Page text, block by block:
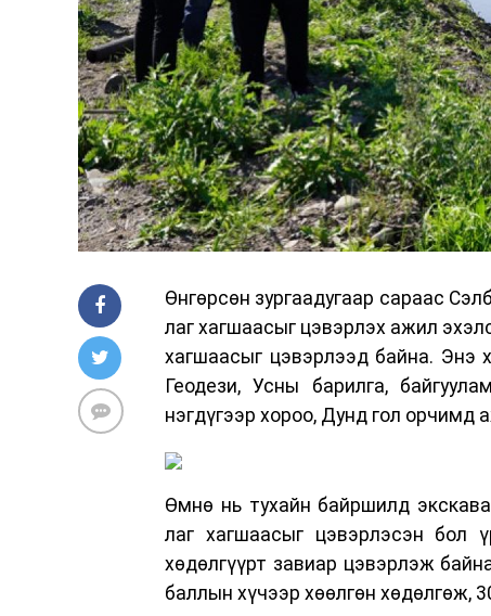
Өнгөрсөн зургаадугаар сараас
лаг хагшаасыг цэвэрлэх ажил
хагшаасыг цэвэрлээд байна. Энэ
Геодези, Усны барилга,
нэгдүгээр хороо, Дунд гол орчимд
Өмнө нь тухайн байршилд
лаг хагшаасыг цэвэрлэсэн бол
хөдөлгүүрт завиар цэвэрлэж
баллын хүчээр хөөлгөн хөдөлгөж,